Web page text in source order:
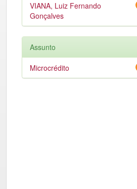
VIANA, Luiz Fernando
Gonçalves
Assunto
Microcrédito